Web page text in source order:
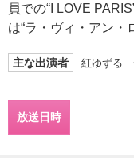
員での“I LOVE
は“ラ・ヴィ・アン・
主な出演者 紅ゆずる
放送日時